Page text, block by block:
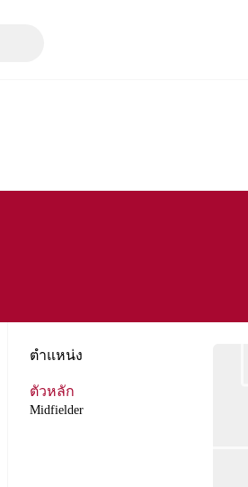
ตำแหน่ง
ตัวหลัก
Midfielder